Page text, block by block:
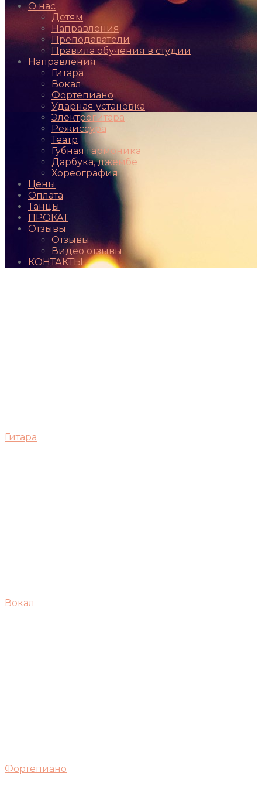
О нас
Детям
Направления
Преподаватели
Правила обучения в студии
Направления
Гитара
Вокал
Фортепиано
Ударная установка
Электрогитара
Режиссура
Театр
Губная гармоника
Дарбука, джембе
Хореография
Цены
Оплата
Танцы
ПРОКАТ
Отзывы
Отзывы
Видео отзывы
КОНТАКТЫ
Гитара
Вокал
Фортепиано